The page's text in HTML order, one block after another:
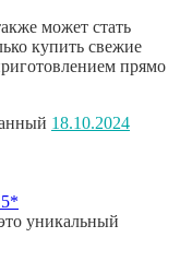
может стать
купить свежие
прямо
18.10.2024
уникальный